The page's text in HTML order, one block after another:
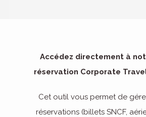
Accédez directement à
réservation Corporate
Cet outil vous permet de
réservations (billets SNCF,